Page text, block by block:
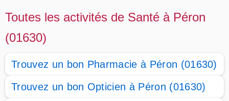
Toutes les activités de Santé à Péron
(01630)
Trouvez un bon Pharmacie à Péron (01630)
Trouvez un bon Opticien à Péron (01630)